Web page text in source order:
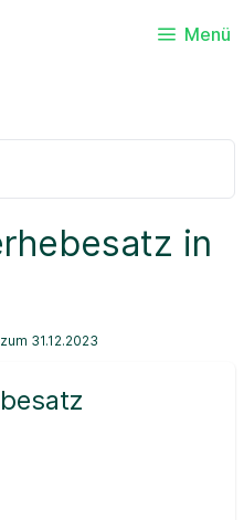
Menü
in
31.12.2023